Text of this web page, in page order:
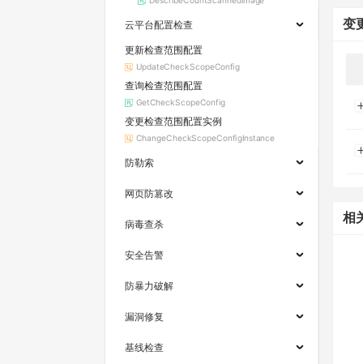
云平台配置检查
更新检查范围配置
UpdateCheckScopeConfig
查询检查范围配置
GetCheckScopeConfig
变更检查范围配置实例
ChangeCheckScopeConfigInstance
防勒索
网页防篡改
病毒查杀
安全告警
防暴力破解
漏洞修复
基线检查
变
相